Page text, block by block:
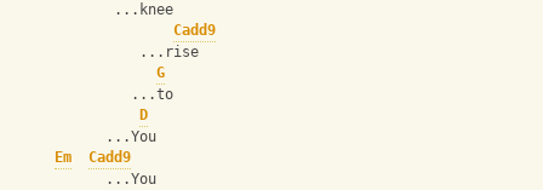
            ...knee
Cadd9
               ...rise
G
              ...to
D
           ...You
Em
Cadd9
           ...You